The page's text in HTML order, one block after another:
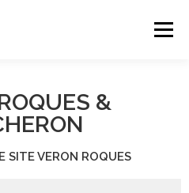
Menu
&
SITE VERON ROQUES